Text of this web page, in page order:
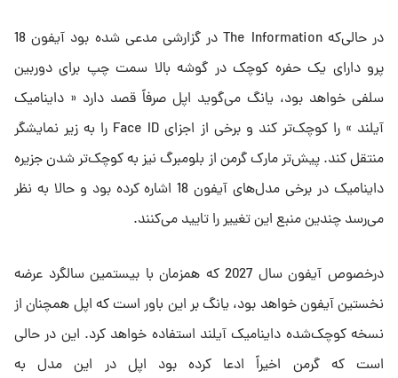
در حالی‌که The Information در گزارشی مدعی شده بود آیفون 18
پرو دارای یک حفره کوچک در گوشه بالا سمت چپ برای دوربین
سلفی خواهد بود، یانگ می‌گوید اپل صرفاً قصد دارد « داینامیک
آیلند » را کوچک‌تر کند و برخی از اجزای Face ID را به زیر نمایشگر
منتقل کند. پیش‌تر مارک گرمن از بلومبرگ نیز به کوچک‌تر شدن جزیره
داینامیک در برخی مدل‌های آیفون 18 اشاره کرده بود و حالا به نظر
می‌رسد چندین منبع این تغییر را تایید می‌کنند.
درخصوص آیفون سال 2027 که همزمان با بیستمین سالگرد عرضه
نخستین آیفون خواهد بود، یانگ بر این باور است که اپل همچنان از
نسخه کوچک‌شده داینامیک آیلند استفاده خواهد کرد. این در حالی‌
است که گرمن اخیراً ادعا کرده بود اپل در این مدل به